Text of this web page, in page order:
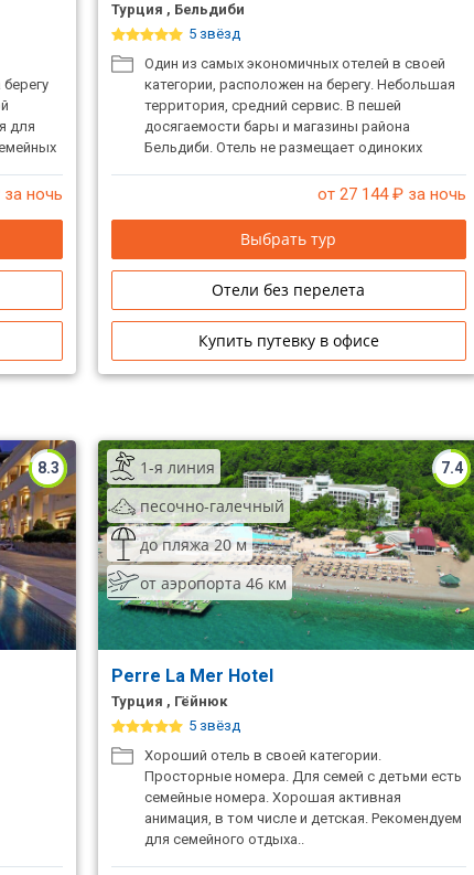
для
ночь
Турция , Бельдиби
5 звёзд
Один из самых экономичных отелей в своей
категории, расположен на берегу. Небольшая
территория, средний сервис. В пешей
досягаемости бары и магазины района
Бельдиби. Отель не размещает одиноких
от 27 144₽ за ночь
Выбрать тур
Отели без перелета
Купить путевку в офисе
8.3 7.4
1-я линия
песочно-галечный
до пляжа 20 м
от аэропорта 46 км
Perre La Mer Hotel
Турция , Гёйнюк
5 звёзд
Хороший отель в своей категории.
Просторные номера. Для семей с детьми есть
семейные номера. Хорошая активная
анимация, в том числе и детская. Рекомендуем
для семейного отдыха..